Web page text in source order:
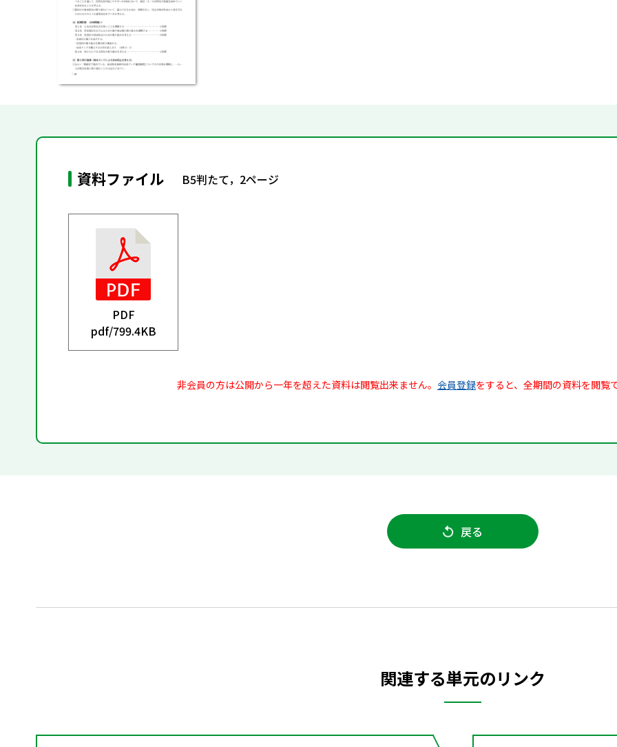
資料ファイル B5判たて，2ページ
PDF
pdf/799.4KB
非会員の方は公開から一年を超えた資料は閲覧出来ません。 会員登録をすると、全期間の資料を閲覧
戻る
関連する単元のリンク